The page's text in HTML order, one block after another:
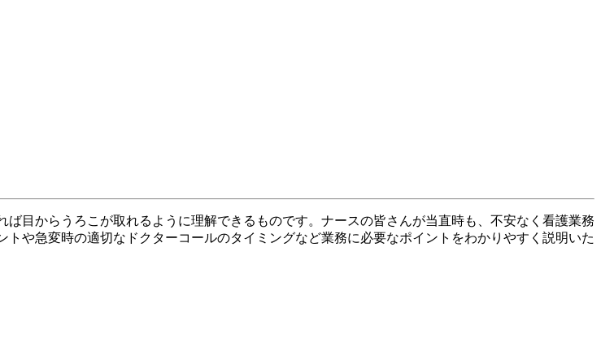
目からうろこが取れるように理解できるものです。ナースの皆さんが当直時も、不安なく看護業務
や急変時の適切なドクターコールのタイミングなど業務に必要なポイントをわかりやすく説明いた